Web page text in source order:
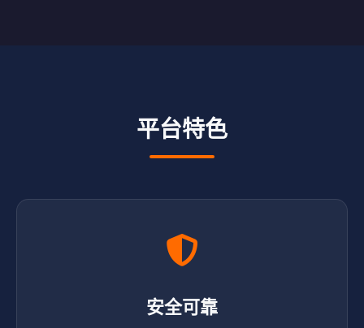
平台特色
安全可靠